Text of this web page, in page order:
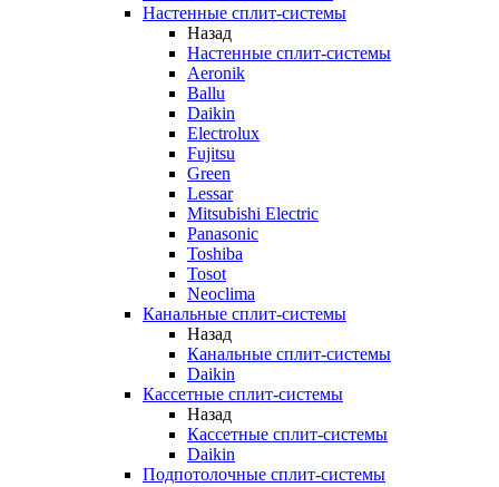
Настенные сплит-системы
Назад
Настенные сплит-системы
Aeronik
Ballu
Daikin
Electrolux
Fujitsu
Green
Lessar
Mitsubishi Electric
Panasonic
Toshiba
Tosot
Neoclima
Канальные сплит-системы
Назад
Канальные сплит-системы
Daikin
Кассетные сплит-системы
Назад
Кассетные сплит-системы
Daikin
Подпотолочные сплит-системы